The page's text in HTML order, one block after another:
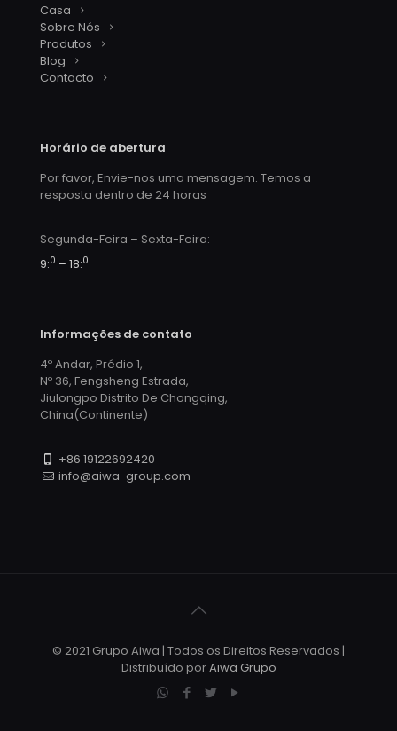
Casa
Sobre Nós
Produtos
Blog
Contacto
Horário de abertura
Por favor, Envie-nos uma mensagem. Temos a
resposta dentro de 24 horas
Segunda-Feira – Sexta-Feira:
9:0 – 18:0
Informações de contato
4º Andar, Prédio 1,
Nº 36, Fengsheng Estrada,
Jiulongpo Distrito De Chongqing,
China(Continente)
+86 19122692420
info@aiwa-group.com
© 2021 Grupo Aiwa | Todos os Direitos Reservados |
Distribuído porAiwa Grupo